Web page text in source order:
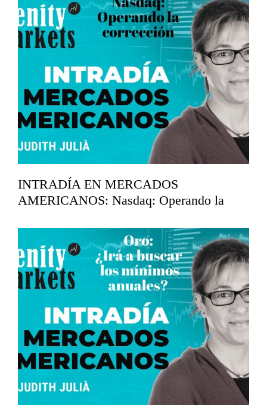
INTRADÍA EN MERCADOS
AMERICANOS: Nasdaq: Operando la